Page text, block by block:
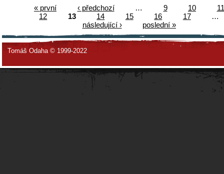
« první ‹ předchozí … 9 10
11
12
13 14 15 16 17
…
následující ›
poslední »
Tomáš Odaha © 1999-2022